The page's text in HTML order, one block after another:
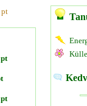
pt